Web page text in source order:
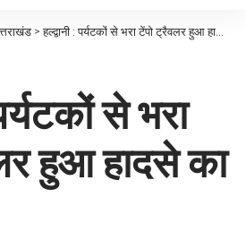
>हल्द्वानी : पर्यटकों से भरा टेंपो ट्रैवलर हुआ हादसे का शिकार
से भरा
हुआ हादसे का